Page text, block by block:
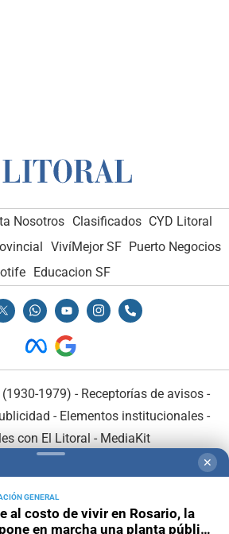
Nosotros Clasificados CYD Litoral
VivíMejor SF Puerto Negocios
Educacion SF
1979) - Receptorías de avisos -
- Elementos institucionales-
con El Litoral - MediaKit
✕
GENERAL
al costo de vivir en Rosario, la
en marcha una planta pública